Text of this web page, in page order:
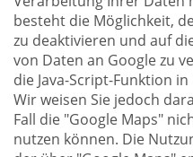
besteht die Möglichkeit,
zu deaktivieren und auf
von Daten an Google zu
die Java-Script-Funktion
Wir weisen Sie jedoch
Fall die "Google Maps"
nutzen können. Die